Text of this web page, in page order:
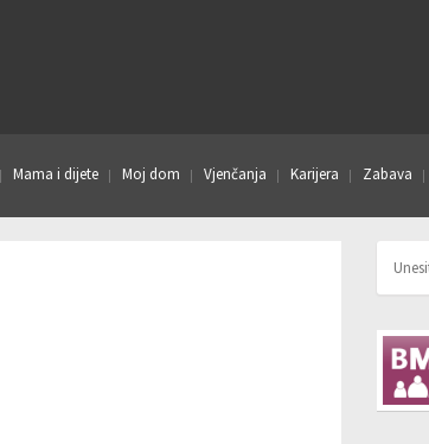
Mama i dijete Moj dom Vjenčanja Karijera Zabava